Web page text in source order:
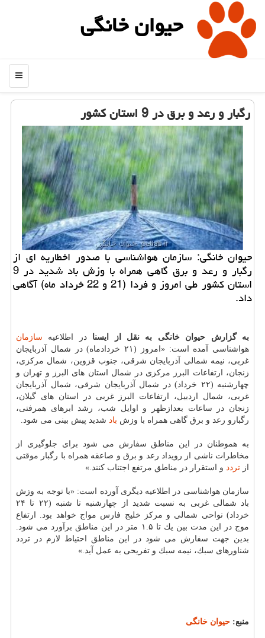
حیوان خانگی
منو
رگبار و رعد و برق در 9 استان كشور
حیوان خانگی: سازمان هواشناسی با صدور اخطاریه ای از
رگبار و رعد و برق گاهی همراه با وزش باد شدید در 9
استان كشور طی امروز و فردا (21 و 22 خرداد ماه) آگاهی
داد.
به گزارش حیوان خانگی به نقل از ایسنادر اطلاعیه سازمان
هواشناسی آمده است: «امروز (۲۱ خردادماه) در شمال آذربایجان
غربی، نیمه شمالی آذربایجان شرقی، جنوب قزوین، شمال مركزی،
زنجان، ارتفاعات البرز مركزی در شمال استان های البرز و تهران و
چهارشنبه (۲۲ خرداد) در شمال آذربایجان شرقی، شمال آذربایجان
غربی، شمال اردبیل، ارتفاعات البرز غربی در استان های گیلان،
زنجان در ساعات بعدازظهر و اوایل شب، رشد ابرهای همرفتی،
رگبارو رعد و برق گاهی همراه با وزش باد شدید پیش بینی می شود.
به هموطنان در این مناطق سفارش می شود برای جلوگیری از
مخاطرات ناشی از رویداد رعد و برق و صاعقه همراه با رگبار موقتی
از تردد و استقرار در مناطق مرتفع اجتناب كنند.»
سازمان هواشناسی در اطلاعیه دیگری آورده است: «با توجه به وزش
باد شمالی غربی به نسبت شدید از چهارشنبه تا شنبه (۲۲ تا ۲۴
خرداد) نواحی شمالی و مركز خلیج فارس مواج خواهد بود. ارتفاع
موج در این مدت بین یك تا ۱.۵ متر در این مناطق برآورد می شود.
بدین جهت سفارش می شود در این مناطق احتیاط لازم در تردد
شناورهای سبك، نیمه سبك و تفریحی به عمل آید.»
منبع: حیوان خانگی